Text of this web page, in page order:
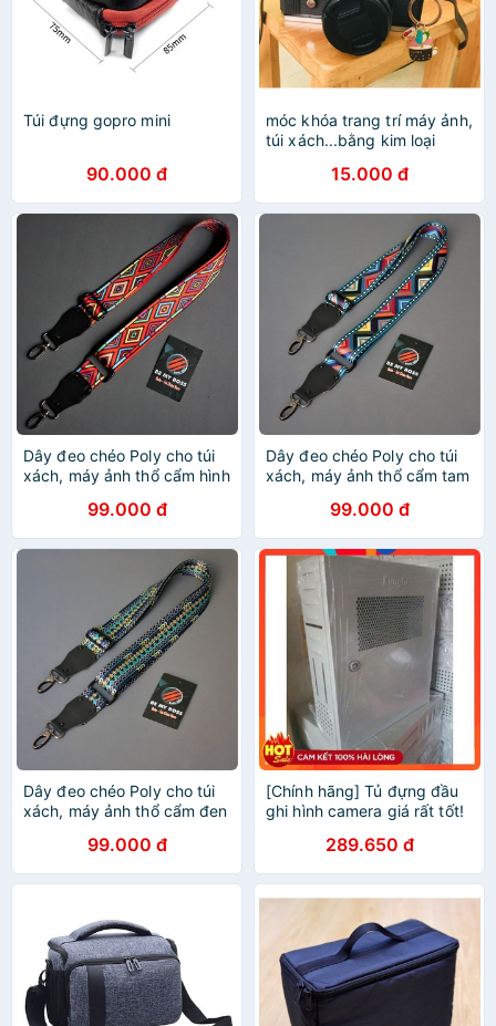
Túi đựng gopro mini
90.000 đ
móc khóa trang trí máy ảnh,
túi xách...bằng kim loại
15.000 đ
Dây đeo chéo Poly cho túi
xách, máy ảnh thổ cẩm hình
99.000 đ
Dây đeo chéo Poly cho túi
xách, máy ảnh thổ cẩm tam
99.000 đ
Dây đeo chéo Poly cho túi
xách, máy ảnh thổ cẩm đen
99.000 đ
[Chính hãng] Tủ đựng đầu
ghi hình camera giá rất tốt!
289.650 đ